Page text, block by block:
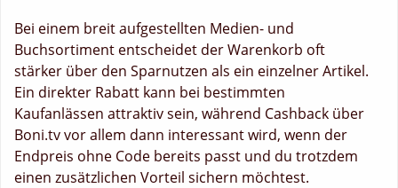
Bei einem breit aufgestellten Medien- und
Buchsortiment entscheidet der Warenkorb oft
stärker über den Sparnutzen als ein einzelner Artikel.
Ein direkter Rabatt kann bei bestimmten
Kaufanlässen attraktiv sein, während Cashback über
Boni.tv vor allem dann interessant wird, wenn der
Endpreis ohne Code bereits passt und du trotzdem
einen zusätzlichen Vorteil sichern möchtest.